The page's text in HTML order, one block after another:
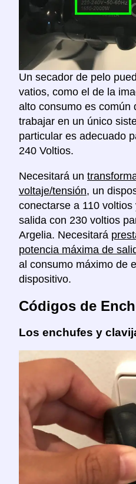
Un secador de pelo
vatios, como el de la
alto consumo es común
trabajar en un único
particular es adecuado
240 Voltios.
Necesitará un
voltaje/tensión, un
conectarse a 110
salida con 230 voltios
Argelia. Necesitará
potencia máxima de
al consumo máximo de
dispositivo.
Códigos de
Los enchufes y